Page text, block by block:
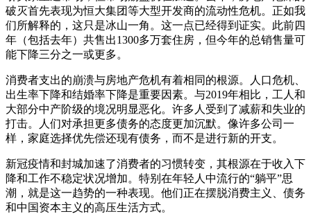
破灭首先表现为恒大集团等大型开发商的流动性危机。正如我
们所解释的，这只是冰山一角。这一点已经得到证实。此前四
年（包括去年）共售出1300多万套住房，但今年的总销售量可
能下降三分之一或更多。
消费者支出的崩溃与房地产危机有着相同的根源。人口危机、
出生率下降和结婚率下降是重要因素。与2019年相比，工人和
大部分中产阶级的境况明显恶化。许多人受到了减薪和失业的
打击。人们对承担更多债务的态度更加沉默。像许多公司一
样，家庭选择优先偿还现有债务，而不是进行新的开支。
新冠疫情和封城加速了消费者的习惯转变，其根源在于收入下
降和工作不稳定状况增加。特别在年轻人中流行的“躺平”思
潮，就是这一趋势的一种表现。他们正在摆脱消费主义、债务
和中国资本主义的高压生活方式。